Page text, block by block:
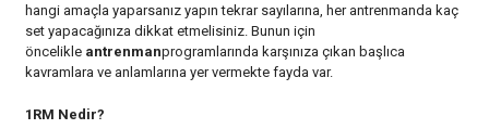
hangi amaçla yaparsanız yapın tekrar sayılarına, her antrenmanda kaç
set yapacağınıza dikkat etmelisiniz. Bunun için
öncelikle antrenmanprogramlarında karşınıza çıkan başlıca
kavramlara ve anlamlarına yer vermekte fayda var.
1RM Nedir?